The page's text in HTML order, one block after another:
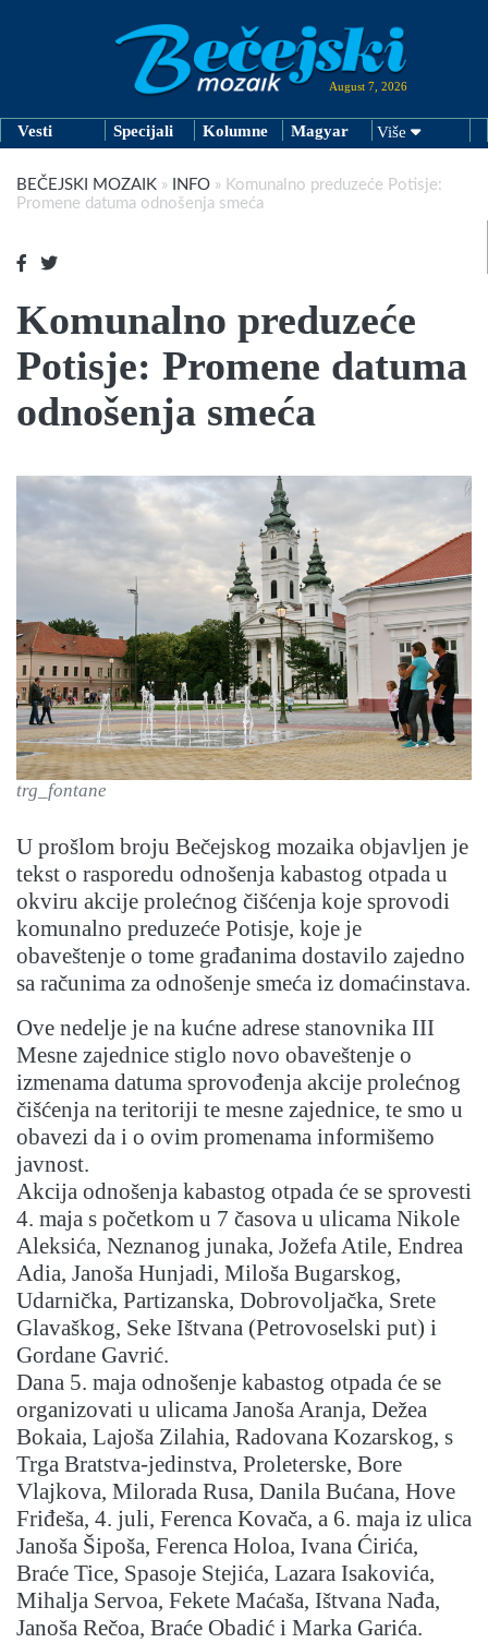
August 7, 2026
Vesti Specijali Kolumne Magyar Više
BEČEJSKI MOZAIK » INFO » Komunalno preduzeće Potisje:
Promene datuma odnošenja smeća
Komunalno preduzeće
Potisje: Promene datuma
odnošenja smeća
trg_fontane
U prošlom broju Bečejskog mozaika objavljen je
tekst o rasporedu odnošenja kabastog otpada u
okviru akcije prolećnog čišćenja koje sprovodi
komunalno preduzeće Potisje, koje je
obaveštenje o tome građanima dostavilo zajedno
sa računima za odnošenje smeća iz domaćinstava.
Ove nedelje je na kućne adrese stanovnika III
Mesne zajednice stiglo novo obaveštenje o
izmenama datuma sprovođenja akcije prolećnog
čišćenja na teritoriji te mesne zajednice, te smo u
obavezi da i o ovim promenama informišemo
javnost.
Akcija odnošenja kabastog otpada će se sprovesti
4. maja s početkom u 7 časova u ulicama Nikole
Aleksića, Neznanog junaka, Jožefa Atile, Endrea
Adia, Janoša Hunjadi, Miloša Bugarskog,
Udarnička, Partizanska, Dobrovoljačka, Srete
Glavaškog, Seke Ištvana (Petrovoselski put) i
Gordane Gavrić.
Dana 5. maja odnošenje kabastog otpada će se
organizovati u ulicama Janoša Aranja, Dežea
Bokaia, Lajoša Zilahia, Radovana Kozarskog, s
Trga Bratstva-jedinstva, Proleterske, Bore
Vlajkova, Milorada Rusa, Danila Bućana, Hove
Friđeša, 4. juli, Ferenca Kovača, a 6. maja iz ulica
Janoša Šipoša, Ferenca Holoa, Ivana Ćirića,
Braće Tice, Spasoje Stejića, Lazara Isakovića,
Mihalja Servoa, Fekete Maćaša, Ištvana Nađa,
Janoša Rečoa, Braće Obadić i Marka Garića.